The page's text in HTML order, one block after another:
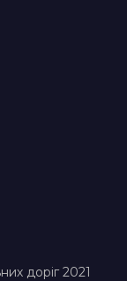
доріг 2021